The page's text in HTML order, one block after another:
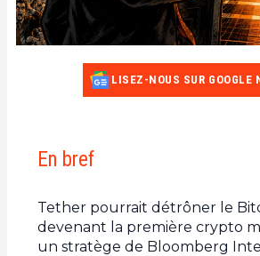
LISEZ-NOUS SUR GOOGLE
En bref
Tether pourrait détrôner le
devenant la première crypto
un stratège de Bloomberg